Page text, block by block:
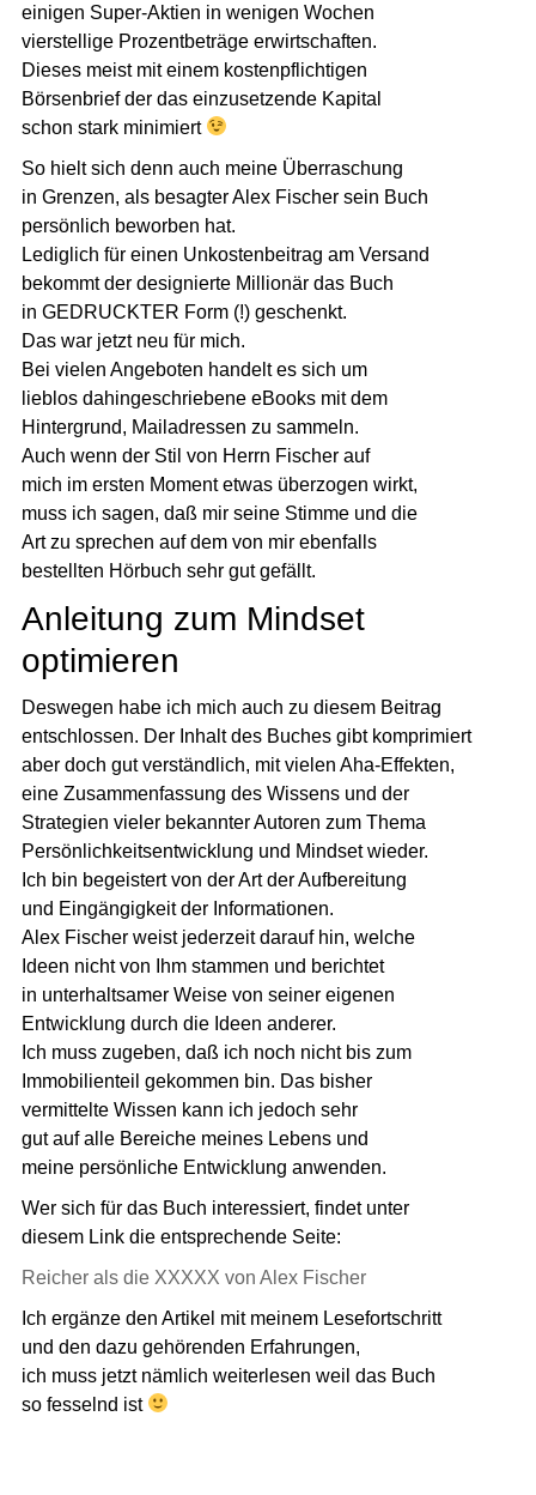
einigen Super-Aktien in wenigen Wochen
vierstellige Prozentbeträge erwirtschaften.
Dieses meist mit einem kostenpflichtigen
Börsenbrief der das einzusetzende Kapital
schon stark minimiert
So hielt sich denn auch meine Überraschung
in Grenzen, als besagter Alex Fischer sein Buch
persönlich beworben hat.
Lediglich für einen Unkostenbeitrag am Versand
bekommt der designierte Millionär das Buch
in GEDRUCKTER Form (!) geschenkt.
Das war jetzt neu für mich.
Bei vielen Angeboten handelt es sich um
lieblos dahingeschriebene eBooks mit dem
Hintergrund, Mailadressen zu sammeln.
Auch wenn der Stil von Herrn Fischer auf
mich im ersten Moment etwas überzogen wirkt,
muss ich sagen, daß mir seine Stimme und die
Art zu sprechen auf dem von mir ebenfalls
bestellten Hörbuch sehr gut gefällt.
Anleitung zum Mindset
optimieren
Deswegen habe ich mich auch zu diesem Beitrag
entschlossen. Der Inhalt des Buches gibt komprimiert
aber doch gut verständlich, mit vielen Aha-Effekten,
eine Zusammenfassung des Wissens und der
Strategien vieler bekannter Autoren zum Thema
Persönlichkeitsentwicklung und Mindset wieder.
Ich bin begeistert von der Art der Aufbereitung
und Eingängigkeit der Informationen.
Alex Fischer weist jederzeit darauf hin, welche
Ideen nicht von Ihm stammen und berichtet
in unterhaltsamer Weise von seiner eigenen
Entwicklung durch die Ideen anderer.
Ich muss zugeben, daß ich noch nicht bis zum
Immobilienteil gekommen bin. Das bisher
vermittelte Wissen kann ich jedoch sehr
gut auf alle Bereiche meines Lebens und
meine persönliche Entwicklung anwenden.
Wer sich für das Buch interessiert, findet unter
diesem Link die entsprechende Seite:
Reicher als die XXXXX von Alex Fischer
Ich ergänze den Artikel mit meinem Lesefortschritt
und den dazu gehörenden Erfahrungen,
ich muss jetzt nämlich weiterlesen weil das Buch
so fesselnd ist